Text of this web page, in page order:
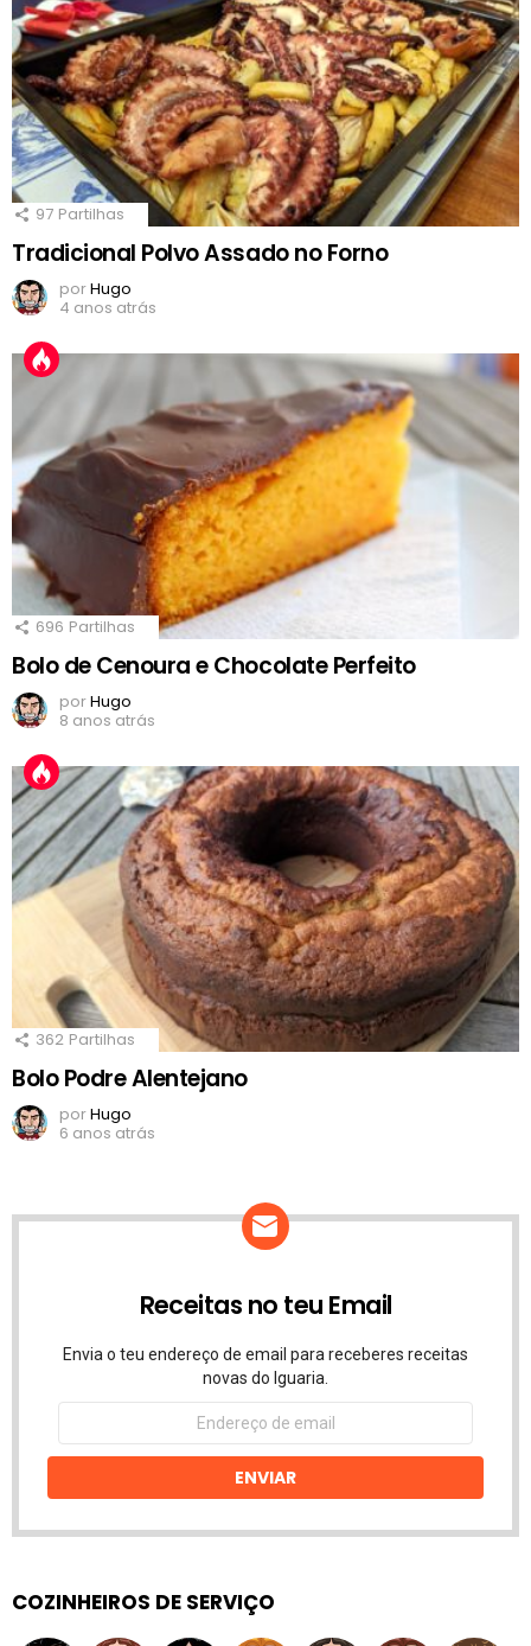
97 Partilhas
Tradicional Polvo Assado no Forno
porHugo
4 anos atrás
696 Partilhas
Bolo de Cenoura e Chocolate Perfeito
porHugo
8 anos atrás
362 Partilhas
Bolo Podre Alentejano
porHugo
6 anos atrás
Receitas no teu Email
Envia o teu endereço de email para receberes receitas
novas do Iguaria.
Endereço
email
ENVIAR
COZINHEIROS DE SERVIÇO